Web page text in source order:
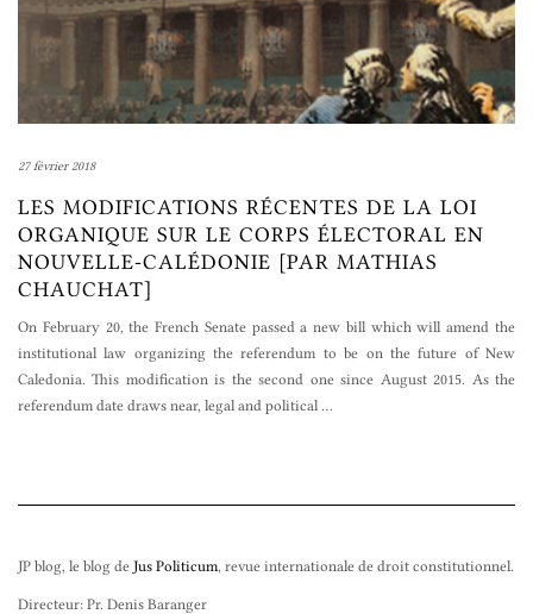
27 février 2018
LES MODIFICATIONS RÉCENTES DE LA LOI
ORGANIQUE SUR LE CORPS ÉLECTORAL EN
NOUVELLE-CALÉDONIE [PAR MATHIAS
CHAUCHAT]
On February 20, the French Senate passed a new bill which will amend the
institutional law organizing the referendum to be on the future of New
Caledonia. This modification is the second one since August 2015. As the
referendum date draws near, legal and political …
JP blog, le blog de Jus Politicum , revue internationale de droit constitutionnel.
Directeur: Pr. Denis Baranger